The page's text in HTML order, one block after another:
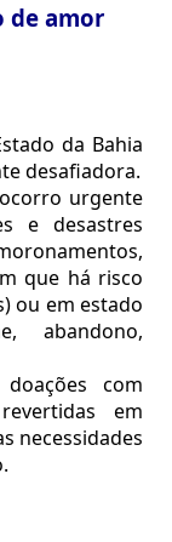
de amor
da Bahia
desafiadora.
urgente
e desastres
que há risco
ou em estado
abandono,
com
em
necessidades